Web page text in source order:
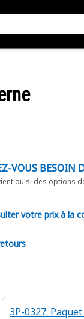
VOUS BESOIN
ou si des options
votre prix à la
3P-0327: